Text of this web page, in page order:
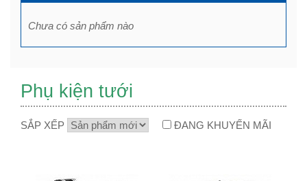
Chưa có sản phẩm nào
Phụ kiện tưới
SẮP XẾP ĐANG KHUYẾN MÃI